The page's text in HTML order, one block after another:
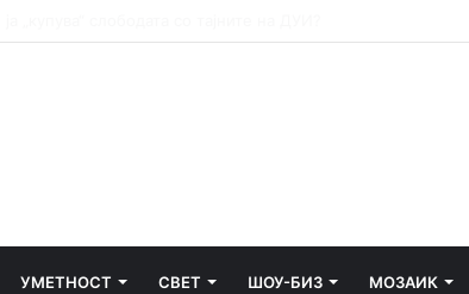
УМЕТНОСТ СВЕТ ШОУ-БИЗ МОЗАИК